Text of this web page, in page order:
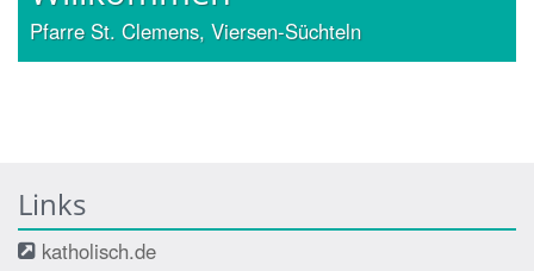
Pfarre St. Clemens, Viersen-Süchteln
Links
katholisch.de